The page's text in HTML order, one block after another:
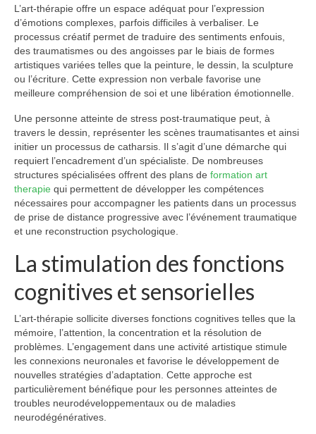
Blog
L’art-thérapie offre un espace adéquat pour l’expression
d’émotions complexes, parfois difficiles à verbaliser. Le
processus créatif permet de traduire des sentiments enfouis,
des traumatismes ou des angoisses par le biais de formes
artistiques variées telles que la peinture, le dessin, la sculpture
ou l’écriture. Cette expression non verbale favorise une
meilleure compréhension de soi et une libération émotionnelle.
Une personne atteinte de stress post-traumatique peut, à
travers le dessin, représenter les scènes traumatisantes et ainsi
initier un processus de catharsis. Il s’agit d’une démarche qui
requiert l’encadrement d’un spécialiste. De nombreuses
structures spécialisées offrent des plans de formation art
therapie qui permettent de développer les compétences
nécessaires pour accompagner les patients dans un processus
de prise de distance progressive avec l’événement traumatique
et une reconstruction psychologique.
La stimulation des fonctions
cognitives et sensorielles
L’art-thérapie sollicite diverses fonctions cognitives telles que la
mémoire, l’attention, la concentration et la résolution de
problèmes. L’engagement dans une activité artistique stimule
les connexions neuronales et favorise le développement de
nouvelles stratégies d’adaptation. Cette approche est
particulièrement bénéfique pour les personnes atteintes de
troubles neurodéveloppementaux ou de maladies
neurodégénératives.